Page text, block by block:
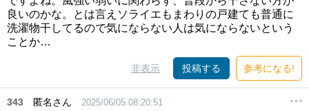
良いのかな。とは言えソライエもまわりの戸建ても普通に
洗濯物干してるので気にならない人は気にならないという
ことか…
非表示 投稿する 参考になる!
343 匿名さん 2025/06/05 08:20:51